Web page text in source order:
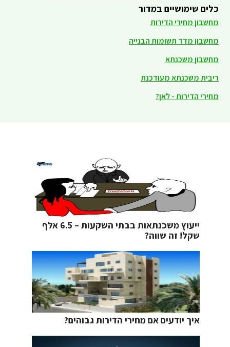
כלים שימושיים במדור
מחשבון מחירי הדירות
מחשבון מדד תשומות הבנייה
מחשבון משכנתא
ריבית משכנתא מעודכנת
מחירי הדירות - לאן?
ייעוץ משכנתאות בבתי השקעות – 6.5 אלף
שקל! זה שווה?
איך יודעים אם מחירי הדירות גבוהים?